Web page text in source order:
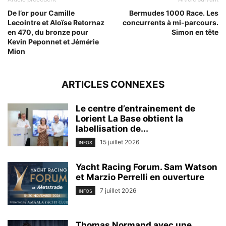
De l’or pour Camille
Lecointre et Aloïse Retornaz
en 470, du bronze pour
Kevin Peponnet et Jémérie
Mion
Bermudes 1000 Race. Les
concurrents à mi-parcours.
Simon en tête
ARTICLES CONNEXES
Le centre d’entrainement de
Lorient La Base obtient la
labellisation de...
INFOS 15 juillet 2026
Yacht Racing Forum. Sam Watson
et Marzio Perrelli en ouverture
INFOS 7 juillet 2026